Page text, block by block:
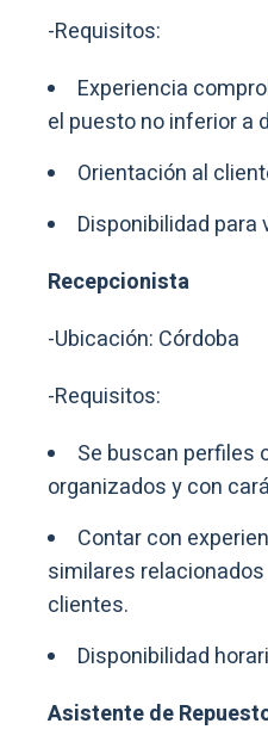
-Requisitos:
Experiencia
el puesto no inferior a
Orientación al
Disponibilidad para
Recepcionista
-Ubicación: Córdoba
-Requisitos:
Se buscan perfiles
organizados y con
Contar con
similares
clientes.
Disponibilidad
Asistente de